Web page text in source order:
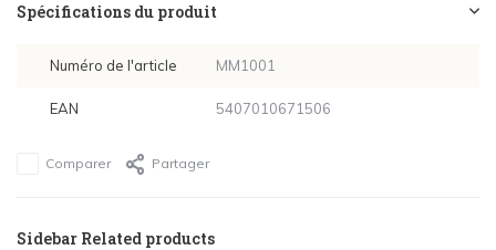
Spécifications du produit
Numéro de l'article MM1001
EAN 5407010671506
Comparer Partager
Sidebar Related products